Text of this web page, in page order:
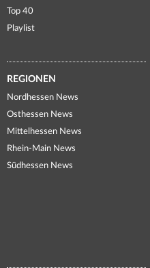
Top 40
Playlist
REGIONEN
Nordhessen News
Osthessen News
Mittelhessen News
Rhein-Main News
Südhessen News